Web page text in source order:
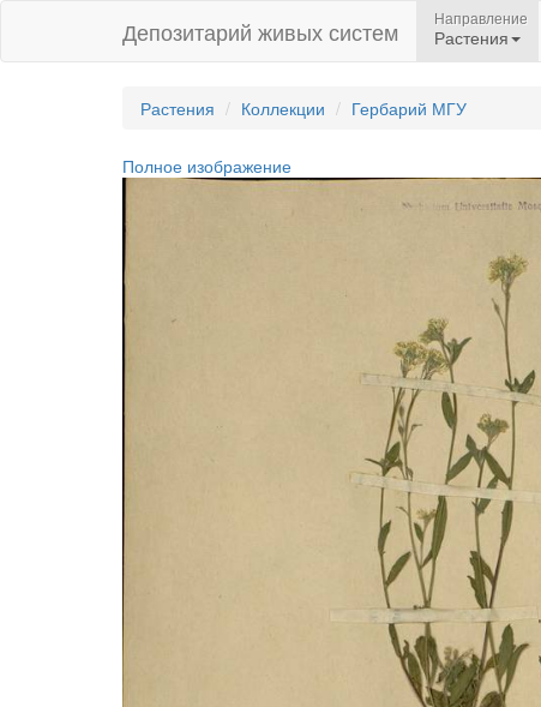
Депозитарий живых систем Направление
Растения
Растения Коллекции Гербарий МГУ
Полное изображение